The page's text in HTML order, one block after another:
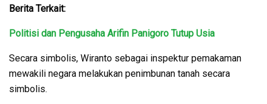
Berita Terkait:
Politisi dan Pengusaha Arifin Panigoro Tutup Usia
Secara simbolis, Wiranto sebagai inspektur pemakaman
mewakili negara melakukan penimbunan tanah secara
simbolis.